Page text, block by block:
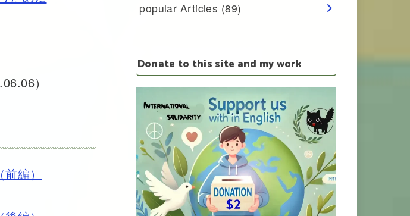
）
編）
popular Articles (89)
Donate to this site and my work